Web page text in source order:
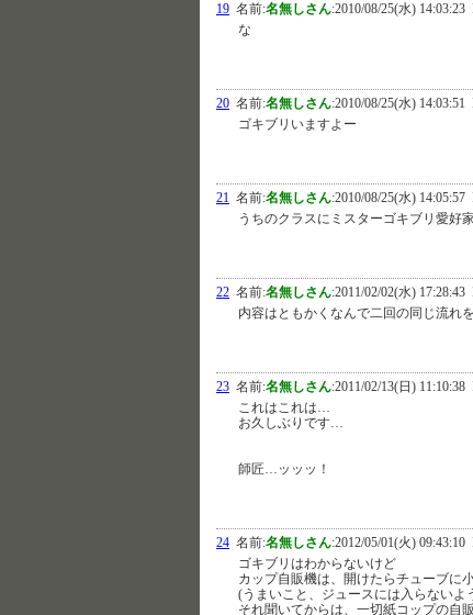
19 名前:名無しさん:2010/08/25(水) 14:03:23
な
20 名前:名無しさん:2010/08/25(水) 14:03:51
ゴキブリいますよー
21 名前:名無しさん:2010/08/25(水) 14:05:57
うちのクラスにミスターゴキブリ愛好
22 名前:名無しさん:2011/02/02(水) 17:28:43
内容はともかくなんで二回の同じ流れ
23 名前:名無しさん:2011/02/13(日) 11:10:38
これはこれは…
お久しぶりです…
師匠…ッッッ！
24 名前:名無しさん:2012/05/01(火) 09:43:10
ゴキブリはわからないけど
カップ自販機は、開けたらチューブに
(うまいこと、ジュースには入らないよ
それ聞いてからは、一切紙コップの自